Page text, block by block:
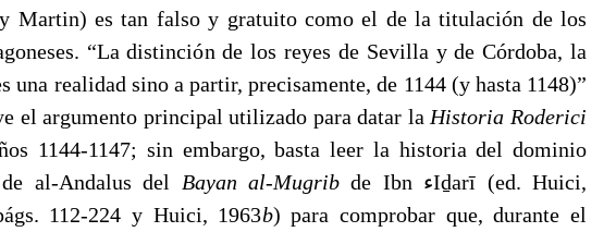
Martin) es tan falso y gratuito como el de la titulación de los
“La distinción de los reyes de Sevilla y de Córdoba, la
una realidad sino a partir, precisamente, de 1144 (y hasta 1148)”
el argumento principal utilizado para datar la Historia Roderici
1144-1147; sin embargo, basta leer la historia del dominio
al-Andalus del Bayan al-Mugribde Ibn ﺀIḏarī (ed. Huici,
112-224 y Huici, 1963b) para comprobar que, durante el